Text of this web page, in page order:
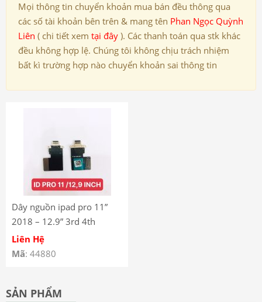
Mọi thông tin chuyển khoản mua bán đều thông qua
các số tài khoản bên trên & mang tên Phan Ngọc Quỳnh
Liên ( chi tiết xem tại đây ). Các thanh toán qua stk khác
đều không hợp lệ. Chúng tôi không chịu trách nhiệm
bất kì trường hợp nào chuyển khoản sai thông tin
Dây nguồn ipad pro 11”
2018 – 12.9” 3rd 4th
Liên Hệ
Mã: 44880
SẢN PHẨM